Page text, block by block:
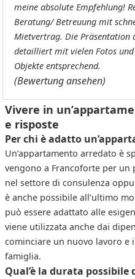
meine absolute Empfehlung!
Beratung/ Betreuung mit
Mietvertrag. Die Präsentation
detailliert mit vielen Fotos
Objekte entsprechend.
(Bewertung ansehen)
Vivere in
e risposte
Per chi è adatto
Un’appartamento arredato è
vengono a Francoforte per
nel settore di consulenza
è anche possibile all’ultimo
può essere adattato alle
viene utilizzata anche dai
cominciare un nuovo lavoro e
famiglia.
Qual’è la durata possibile